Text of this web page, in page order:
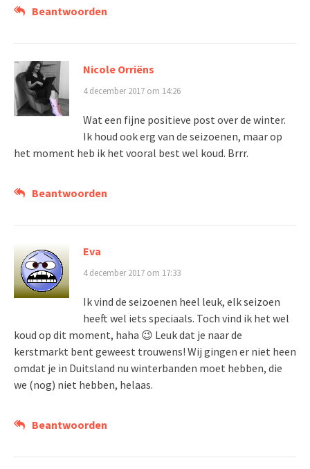
Beantwoorden
Nicole Orriëns
4 december 2017 om 14:26
Wat een fijne positieve post over de winter.
Ik houd ook erg van de seizoenen, maar op
het moment heb ik het vooral best wel koud. Brrr.
Beantwoorden
Eva
4 december 2017 om 17:33
Ik vind de seizoenen heel leuk, elk seizoen
heeft wel iets speciaals. Toch vind ik het wel
koud op dit moment, haha 😉 Leuk dat je naar de
kerstmarkt bent geweest trouwens! Wij gingen er niet heen
omdat je in Duitsland nu winterbanden moet hebben, die
we (nog) niet hebben, helaas.
Beantwoorden